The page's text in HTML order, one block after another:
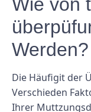
Werden?
Die Häufigit der
Verschieden
Ihrer